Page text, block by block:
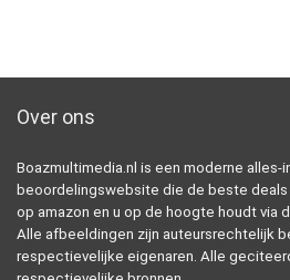
Over ons
Boazmultimedia.nl is een moderne alles-
beoordelingswebsite die de beste
op amazon en u op de hoogte houdt via
Alle afbeeldingen zijn auteursrechtelijk
respectievelijke eigenaren. Alle